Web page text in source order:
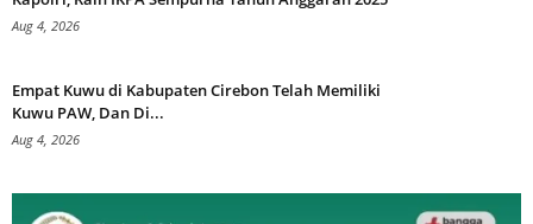
Aug 4, 2026
Empat Kuwu di Kabupaten Cirebon Telah Memiliki
Kuwu PAW, Dan Di...
Aug 4, 2026